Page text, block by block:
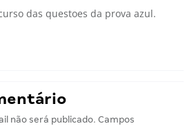
das questoes da prova azul.
não será publicado. Campos